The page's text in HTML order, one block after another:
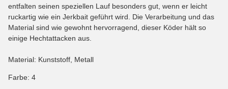
entfalten seinen speziellen Lauf besonders gut, wenn er leicht
ruckartig wie ein Jerkbait geführt wird. Die Verarbeitung und das
Material sind wie gewohnt hervorragend, dieser Köder hält so
einige Hechtattacken aus.
Material: Kunststoff, Metall
Farbe: 4